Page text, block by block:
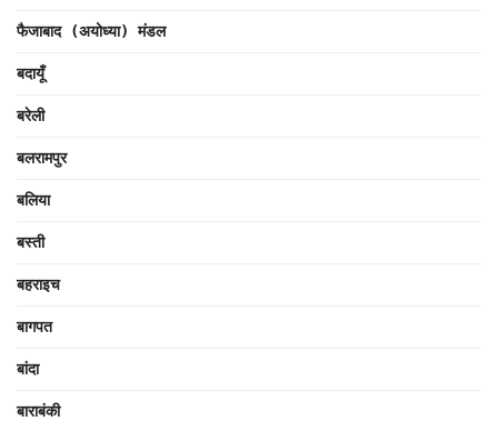
फैजाबाद (अयोध्या) मंडल
बदायूँ
बरेली
बलरामपुर
बलिया
बस्ती
बहराइच
बागपत
बांदा
बाराबंकी